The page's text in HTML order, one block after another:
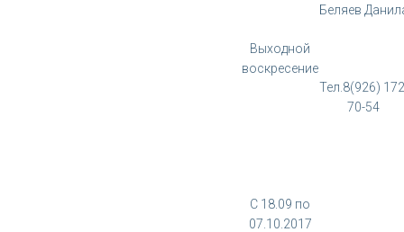
Выходной
воскресение
Беляев
Тел.8(926)
70-54
С 18.09 по
07.10.2017